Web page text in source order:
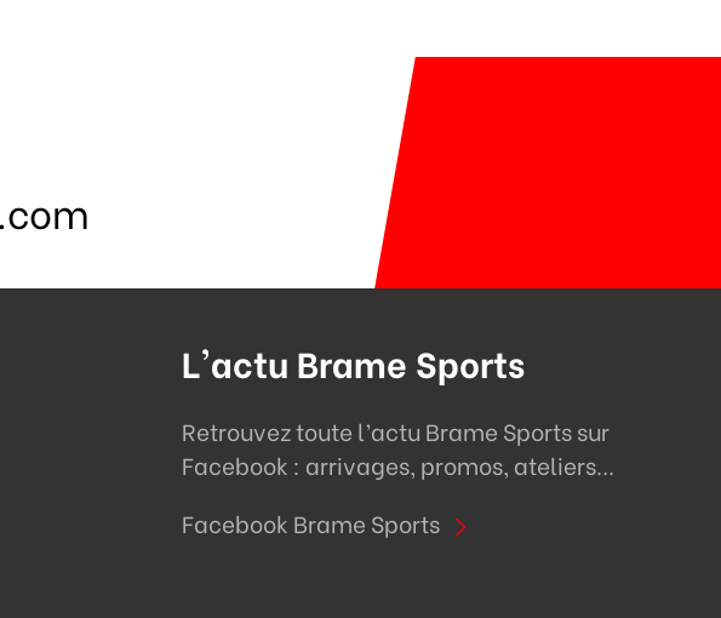
L'actu Brame Sports
Retrouvez toute l’actu Brame Sports sur
Facebook : arrivages, promos, ateliers...
Facebook Brame Sports